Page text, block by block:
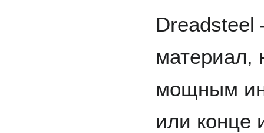
материал,
мощным
или конце